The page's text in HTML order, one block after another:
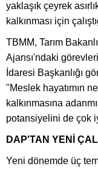
yaklaşık çeyrek
kalkınması için
TBMM, Tarım
Ajansı'ndaki
İdaresi Başkanlığı
"Meslek hayatımın
kalkınmasına
potansiyelini de çok
DAP'TAN YENİ
Yeni dönemde üç